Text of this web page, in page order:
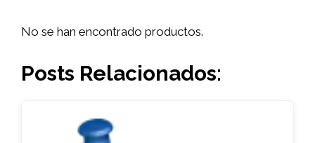
No se han encontrado productos.
Posts Relacionados: